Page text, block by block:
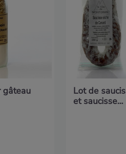
gâteau
Lot de
et saucisse...